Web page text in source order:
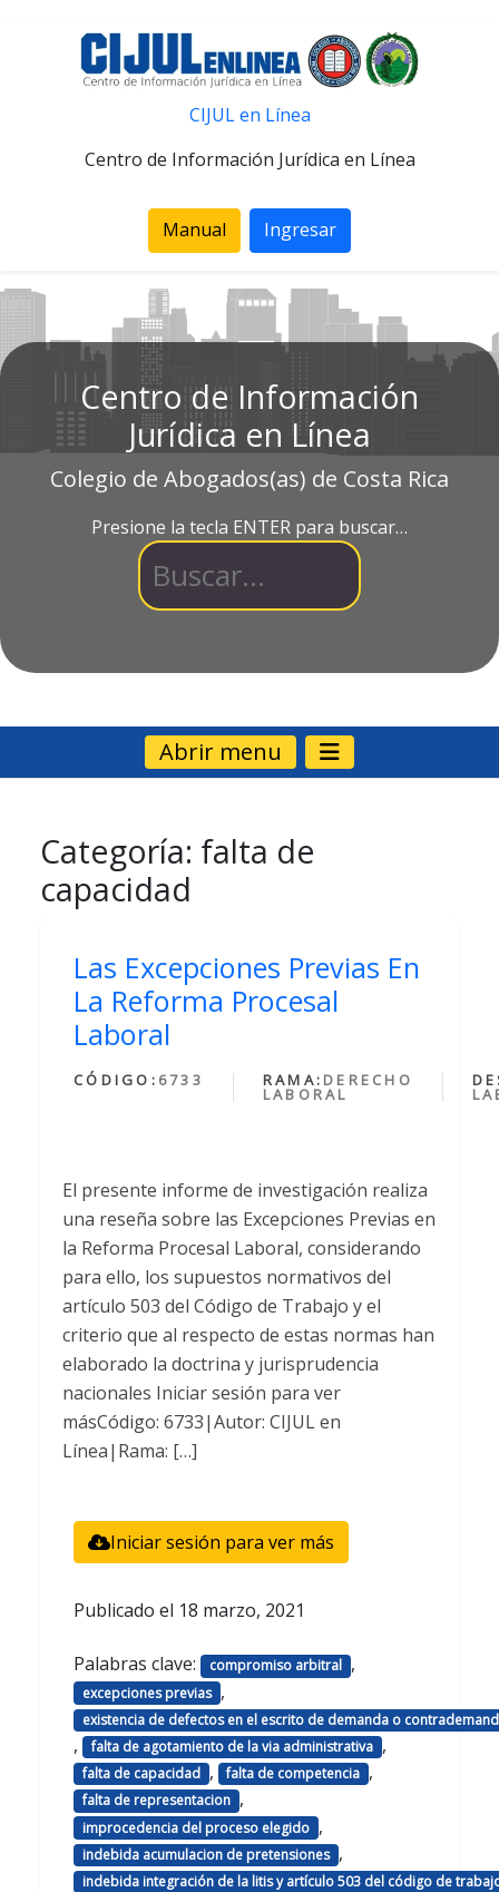
CIJUL en Línea
Centro de Información Jurídica en Línea
Manual Ingresar
Centro de Información
Jurídica en Línea
Colegio de Abogados(as) de Costa Rica
Presione la tecla ENTER para buscar…
Abrir menu
Categoría: falta de
capacidad
Las Excepciones Previas En
La Reforma Procesal
Laboral
CÓDIGO: 6733 RAMA: DERECHO
LABORAL
El presente informe de investigación realiza
una reseña sobre las Excepciones Previas en
la Reforma Procesal Laboral, considerando
para ello, los supuestos normativos del
artículo 503 del Código de Trabajo y el
criterio que al respecto de estas normas han
elaborado la doctrina y jurisprudencia
nacionales Iniciar sesión para ver
másCódigo: 6733|Autor: CIJUL en
Línea|Rama: […]
Iniciar sesión para ver más
Publicado el 18 marzo, 2021
Palabras clave: compromiso arbitral ,
excepciones previas ,
existencia de defectos en el escrito de demanda o
, falta de agotamiento de la via administrativa ,
falta de capacidad , falta de competencia ,
falta de representacion ,
improcedencia del proceso elegido ,
indebida acumulacion de pretensiones ,
indebida integración de la litis y artículo 503 del código de